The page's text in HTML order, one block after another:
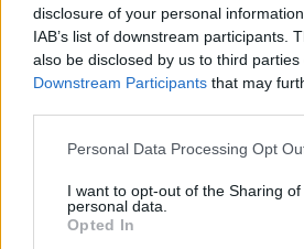
disclosure of your personal
IAB’s list of downstream participants.
also be disclosed by us to third parties
Downstream Participants that may
Please note that this website/app
not limited to your visit or usage
grant or deny consent to Google and
use your data for below specified
Personal Data Processing Opt
I want to opt-out of the Sharing of
personal data.
Opted In
Ezek a független
lehetőséget biztosítanak
különbséget tegyenek
hatékony módszerek
közösség kovácsolódjon.